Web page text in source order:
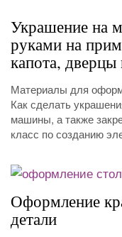
Украшение на
руками на
капота,
Материалы для
Как сделать
машины, а также
класс по созданию
Оформление
детали